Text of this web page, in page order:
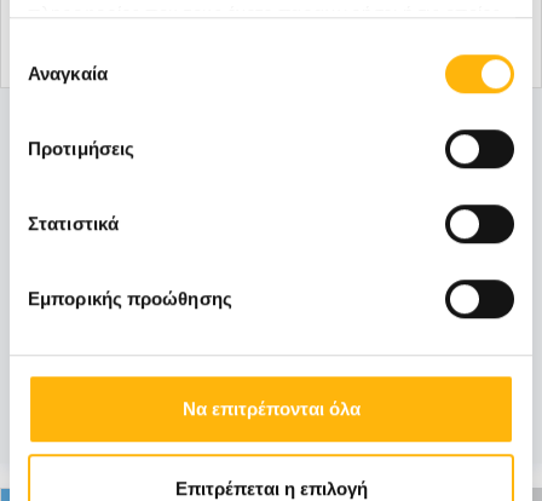
πληροφορίες που τους έχετε παραχωρήσει ή τις οποίες
των υπηρεσιών τους.
συγκατάθεσης
Αναγκαία
Προτιμήσεις
Στατιστικά
Εμπορικής προώθησης
Να επιτρέπονται όλα
Επιτρέπεται η επιλογή
Προσφορά στο Αλλεργιολογικό Τμήμα
Με αφορμή την Παγκόσμια Ημέρα Αλλεργίας
(8 Ιουλίου 2017), το ΙΑΣΩ Παίδων προσφ...
Μάθετε Περισσότερα